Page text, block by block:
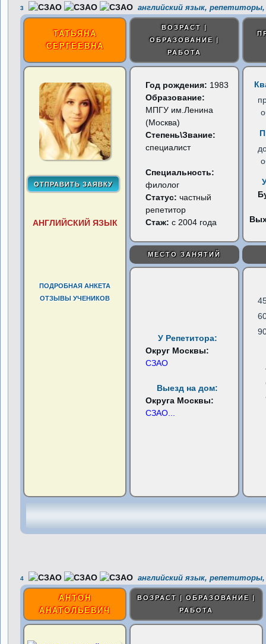
3 английский язык, репетиторы,
ТАТЬЯНА
СЕРГЕЕВНА
ВОЗРАСТ |
ОБРАЗОВАНИЕ |
РАБОТА
АНГЛИЙСКИЙ ЯЗЫК
ПОДРОБНАЯ АНКЕТА
ОТЗЫВЫ УЧЕНИКОВ
Год рождения: 1983
Образование:
МПГУ им.Ленина
(Москва)
Степень\Звание:
специалист
Специальность:
филолог
Статус:частный
репетитор
Стаж: с 2004 года
МЕСТО ЗАНЯТИЙ
У Репетитора:
Округ Москвы:
СЗАО
Выезд на дом:
Округа Москвы:
СЗАО
4 английский язык, репетиторы,
АНТОН
АНАТОЛЬЕВИЧ
ВОЗРАСТ | ОБРАЗОВАНИЕ |
РАБОТА